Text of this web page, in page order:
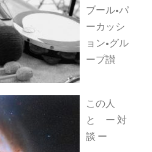
ブール•パ
ーカッシ
ョン•グル
ープ讃
この人
と ー 対
談 ー